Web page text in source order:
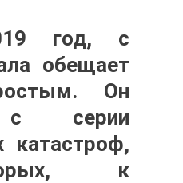
год, с
обещает
Он
с серии
катастроф,
к